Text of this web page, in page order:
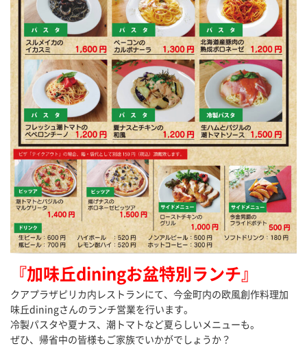
『加味丘diningお盆特別ランチ』
クアプラザピリカ内レストランにて、今金町内の欧風創作料理加
味丘diningさんのランチ営業を行います。
冷製パスタや夏ナス、潮トマトなど夏らしいメニューも。
ぜひ、帰省中の皆様もご家族でいかがでしょうか？